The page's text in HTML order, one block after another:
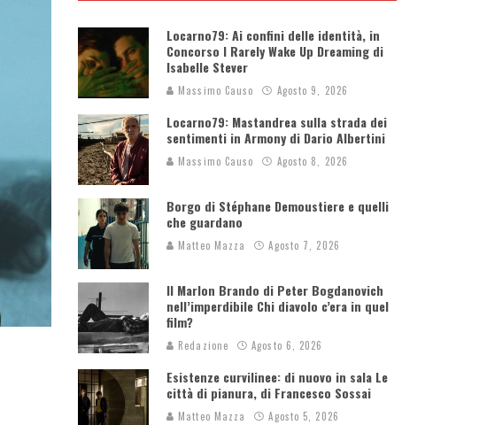
Locarno79: Ai confini delle identità, in
Concorso I Rarely Wake Up Dreaming di
Isabelle Stever
Massimo Causo Agosto 9, 2026
Locarno79: Mastandrea sulla strada dei
sentimenti in Armony di Dario Albertini
Massimo Causo Agosto 8, 2026
Borgo di Stéphane Demoustiere e quelli
che guardano
Matteo Mazza Agosto 7, 2026
Il Marlon Brando di Peter Bogdanovich
nell’imperdibile Chi diavolo c’era in quel
film?
Redazione Agosto 6, 2026
Esistenze curvilinee: di nuovo in sala Le
città di pianura, di Francesco Sossai
Matteo Mazza Agosto 5, 2026